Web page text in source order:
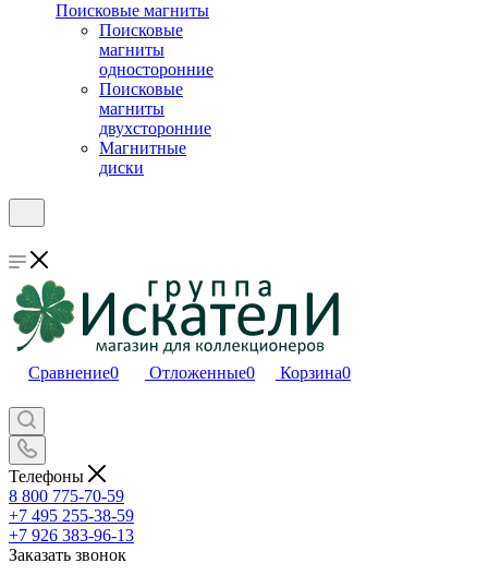
Поисковые магниты
Поисковые
магниты
односторонние
Поисковые
магниты
двухсторонние
Магнитные
диски
Сравнение0 Отложенные0 Корзина0
Телефоны
8 800 775-70-59
+7 495 255-38-59
+7 926 383-96-13
Заказать звонок